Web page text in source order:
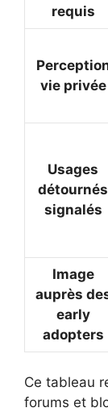
requis
vie privée
Usages
détournés
signalés
Image
auprès
early
adopters
Ce tableau
forums et